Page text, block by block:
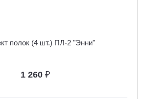
полок (4 шт.) ПЛ-2 "Энни"
1 260 ₽